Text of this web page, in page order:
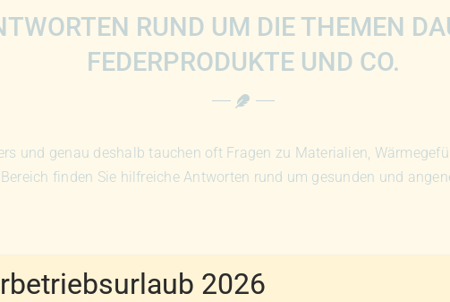
RUND UM DIE THEMEN
FEDERPRODUKTE UND CO.
und genau deshalb tauchen oft Fragen zu Materialien,
Bereich finden Sie hilfreiche Antworten rund um gesunden und
2026